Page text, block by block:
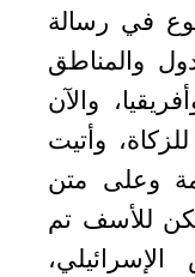
في رسالة
والمناطق
والآن
وأتيت
وعلى متن
للأسف تم